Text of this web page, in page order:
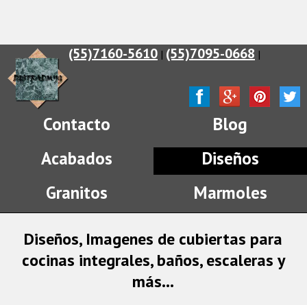
(55)7160-5610 | (55)7095-0668 |
Contacto
Blog
Acabados
Diseños
Granitos
Marmoles
Diseños, Imagenes de cubiertas para
cocinas integrales, baños, escaleras y
más...